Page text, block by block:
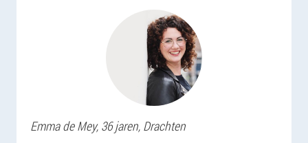
Emma de Mey, 36 jaren, Drachten